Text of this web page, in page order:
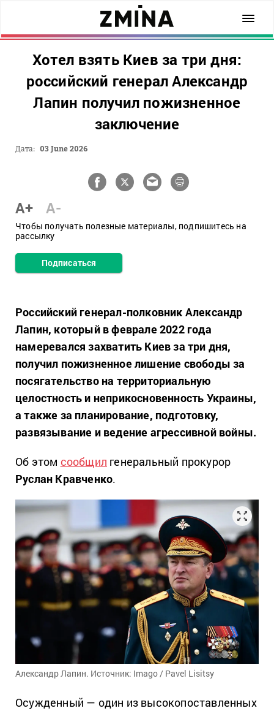
Хотел взять Киев за три дня:
российский генерал Александр
Лапин получил пожизненное
заключение
Дата: 03 June 2026
A+ A-
Чтобы получать полезные материалы, подпишитесь на
рассылку
Подписаться
Российский генерал-полковник Александр
Лапин, который в феврале 2022 года
намеревался захватить Киев за три дня,
получил пожизненное лишение свободы за
посягательство на территориальную
целостность и неприкосновенность Украины,
а также за планирование, подготовку,
развязывание и ведение агрессивной войны.
Об этом сообщил генеральный прокурор
Руслан Кравченко.
Александр Лапин. Источник: Imago / Pavel Lisitsy
Осужденный — один из высокопоставленных